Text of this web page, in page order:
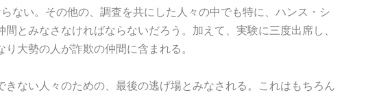
ない。その他の、調査を共にした人々の中でも特に、ハンス・シ
とみなさなければならないだろう。加えて、実験に三度出席し、
大勢の人が詐欺の仲間に含まれる。
ない人々のための、最後の逃げ場とみなされる。これはもちろん